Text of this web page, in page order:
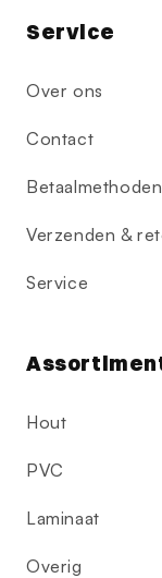
Service
Over ons
Contact
Betaalmethoden
Verzenden &
Service
Hout
PVC
Laminaat
Overig